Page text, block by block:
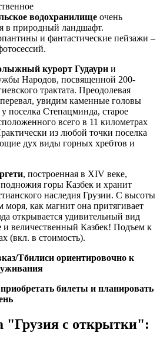
водохранилище очень
в природный ландшафт.
и фантастические пейзажи –
курорт Гудаури и
Народов, посвященной 200-
трактата. Преодолевая
увидим каменные головы
поселка Степацминда, старое
всего в 11 километрах
из любой точки поселка
дух виды горных хребтов и
, построенная в XIV веке,
горы Казбек и хранит
наследия Грузии. С высоты
моря, как магнит она притягивает
открывается удивительный вид
и величественный Казбек! Подъем к
(вкл. в стоимость).
Тбилиси ориентировочно к
билеты и планировать
"Грузия с открытки":